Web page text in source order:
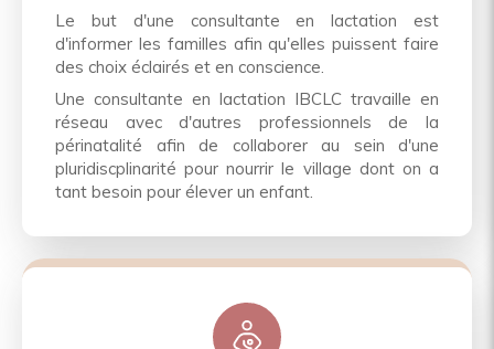
Le but d'une consultante en lactation est
d'informer les familles afin qu'elles puissent faire
des choix éclairés et en conscience.
Une consultante en lactation IBCLC travaille en
réseau avec d'autres professionnels de la
périnatalité afin de collaborer au sein d'une
pluridiscplinarité pour nourrir le village dont on a
tant besoin pour élever un enfant.